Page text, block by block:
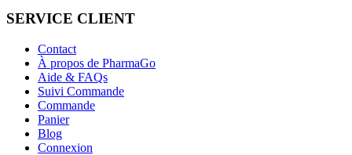
SERVICE CLIENT
Contact
À propos de PharmaGo
Aide & FAQs
Suivi Commande
Commande
Panier
Blog
Connexion